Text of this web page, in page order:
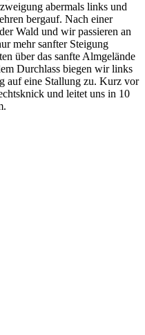
abermals links und
bergauf. Nach einer
Wald und wir passieren an
mehr sanfter Steigung
über das sanfte Almgelände
Durchlass biegen wir links
auf eine Stallung zu. Kurz vor
und leitet uns in 10